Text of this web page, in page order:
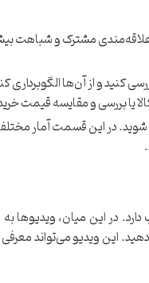
مشترک و شباهت
و از آن‌ها الگوبرداری
بررسی و مقایسه قیمت
در این میان، ویدیوها
این ویدیو می‌تواند